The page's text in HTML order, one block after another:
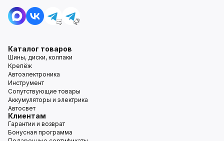
Каталог товаров
Шины, диски, колпаки
Крепёж
Автоэлектроника
Инструмент
Сопутствующие товары
Аккумуляторы и электрика
Автосвет
Клиентам
Гарантии и возврат
Бонусная программа